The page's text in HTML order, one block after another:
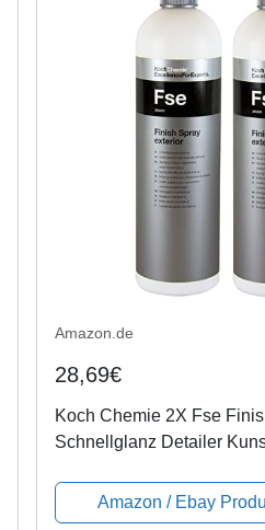
Amazon.de
28,69€
Koch Chemie 2X Fse
Schnellglanz Detailer
Amazon / Ebay